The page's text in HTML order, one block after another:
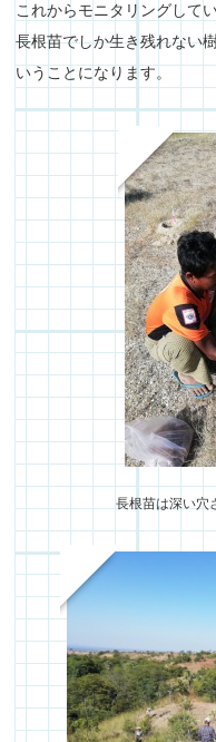
これからモニタリングして
長根苗でしか生き残れない
いうことになります。
長根苗は深い穴